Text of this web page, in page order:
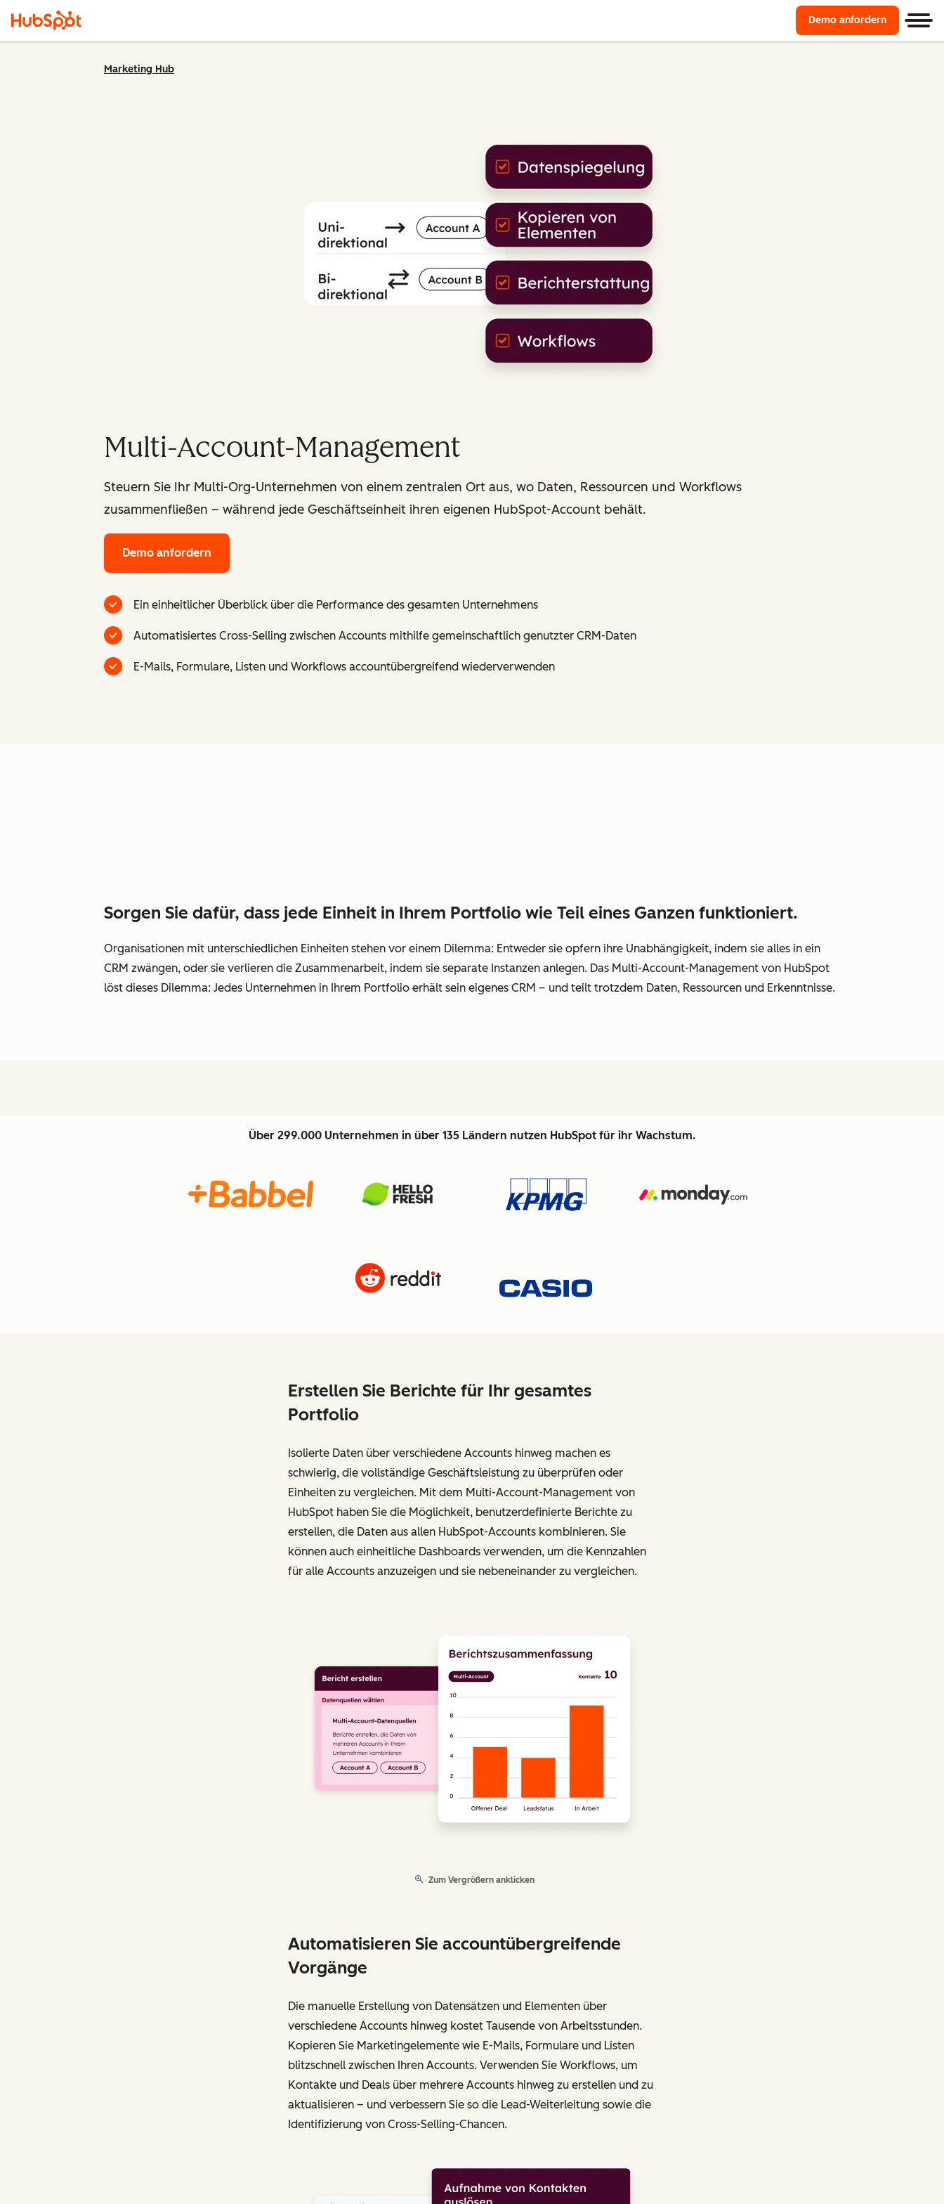
Demo anfordern
Marketing Hub
Multi-Account-Management
Steuern Sie Ihr Multi-Org-Unternehmen von einem zentralen Ort aus, wo Daten, Ressourcen und Workflows
zusammenfließen – während jede Geschäftseinheit ihren eigenen HubSpot-Account behält.
Demo anfordern
Ein einheitlicher Überblick über die Performance des gesamten Unternehmens
Automatisiertes Cross-Selling zwischen Accounts mithilfe gemeinschaftlich genutzter CRM-Daten
E-Mails, Formulare, Listen und Workflows accountübergreifend wiederverwenden
Sorgen Sie dafür, dass jede Einheit in Ihrem Portfolio wie Teil eines Ganzen funktioniert.
Organisationen mit unterschiedlichen Einheiten stehen vor einem Dilemma: Entweder sie opfern ihre Unabhängigkeit, indem sie alles in ein
CRM zwängen, oder sie verlieren die Zusammenarbeit, indem sie separate Instanzen anlegen. Das Multi-Account-Management von HubSpot
löst dieses Dilemma: Jedes Unternehmen in Ihrem Portfolio erhält sein eigenes CRM – und teilt trotzdem Daten, Ressourcen und Erkenntnisse.
Über 299.000 Unternehmen in über 135 Ländern nutzen HubSpot für ihr Wachstum.
Erstellen Sie Berichte für Ihr gesamtes
Portfolio
Isolierte Daten über verschiedene Accounts hinweg machen es
schwierig, die vollständige Geschäftsleistung zu überprüfen oder
Einheiten zu vergleichen. Mit dem Multi-Account-Management von
HubSpot haben Sie die Möglichkeit, benutzerdefinierte Berichte zu
erstellen, die Daten aus allen HubSpot-Accounts kombinieren. Sie
können auch einheitliche Dashboards verwenden, um die Kennzahlen
für alle Accounts anzuzeigen und sie nebeneinander zu vergleichen.
Zum Vergrößern anklicken
Automatisieren Sie accountübergreifende
Vorgänge
Die manuelle Erstellung von Datensätzen und Elementen über
verschiedene Accounts hinweg kostet Tausende von Arbeitsstunden.
Kopieren Sie Marketingelemente wie E-Mails, Formulare und Listen
blitzschnell zwischen Ihren Accounts. Verwenden Sie Workflows, um
Kontakte und Deals über mehrere Accounts hinweg zu erstellen und zu
aktualisieren – und verbessern Sie so die Lead-Weiterleitung sowie die
Identifizierung von Cross-Selling-Chancen.